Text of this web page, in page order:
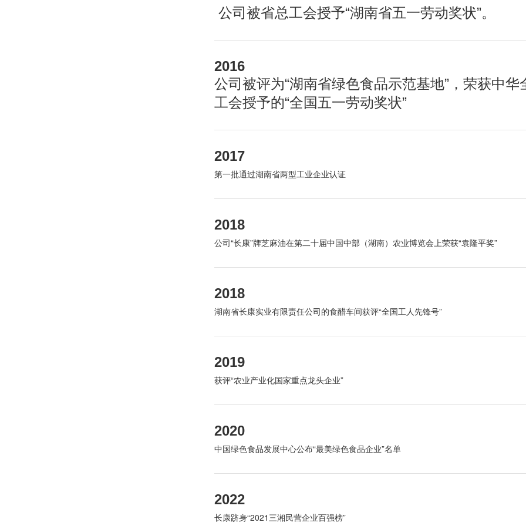
公司被省总工会授予“湖南省五一劳动奖状”。
2016
公司被评为“湖南省绿色食品示范基地”，荣获中华
工会授予的“全国五一劳动奖状”
2017
第一批通过湖南省两型工业企业认证
2018
公司“长康”牌芝麻油在第二十届中国中部（湖南）农业博览会上荣获“袁隆平奖”
2018
湖南省长康实业有限责任公司的食醋车间获评“全国工人先锋号”
2019
获评“农业产业化国家重点龙头企业”
2020
中国绿色食品发展中心公布“最美绿色食品企业”名单
2022
长康跻身“2021三湘民营企业百强榜”